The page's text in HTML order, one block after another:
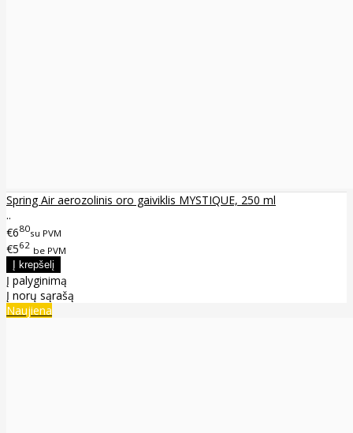
Spring Air aerozolinis oro gaiviklis MYSTIQUE, 250 ml
..
€680su PVM
€562 be PVM
Į palyginimą
Į norų sąrašą
Naujiena